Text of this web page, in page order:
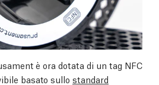
è ora dotata di un tag NFC
basato sullo standard